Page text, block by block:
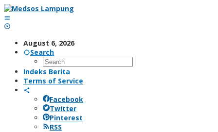
Skip
to
content
August 6, 2026
Search
Indeks Berita
Terms of Service
Facebook
Twitter
Pinterest
RSS